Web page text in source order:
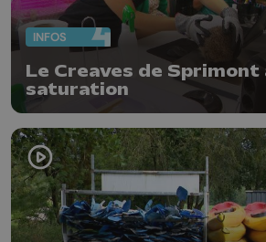
INFOS
Le Creaves de Sprimont
saturation